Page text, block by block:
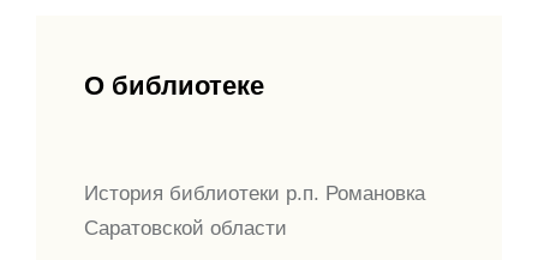
О библиотеке
История библиотеки р.п. Романовка
Саратовской области